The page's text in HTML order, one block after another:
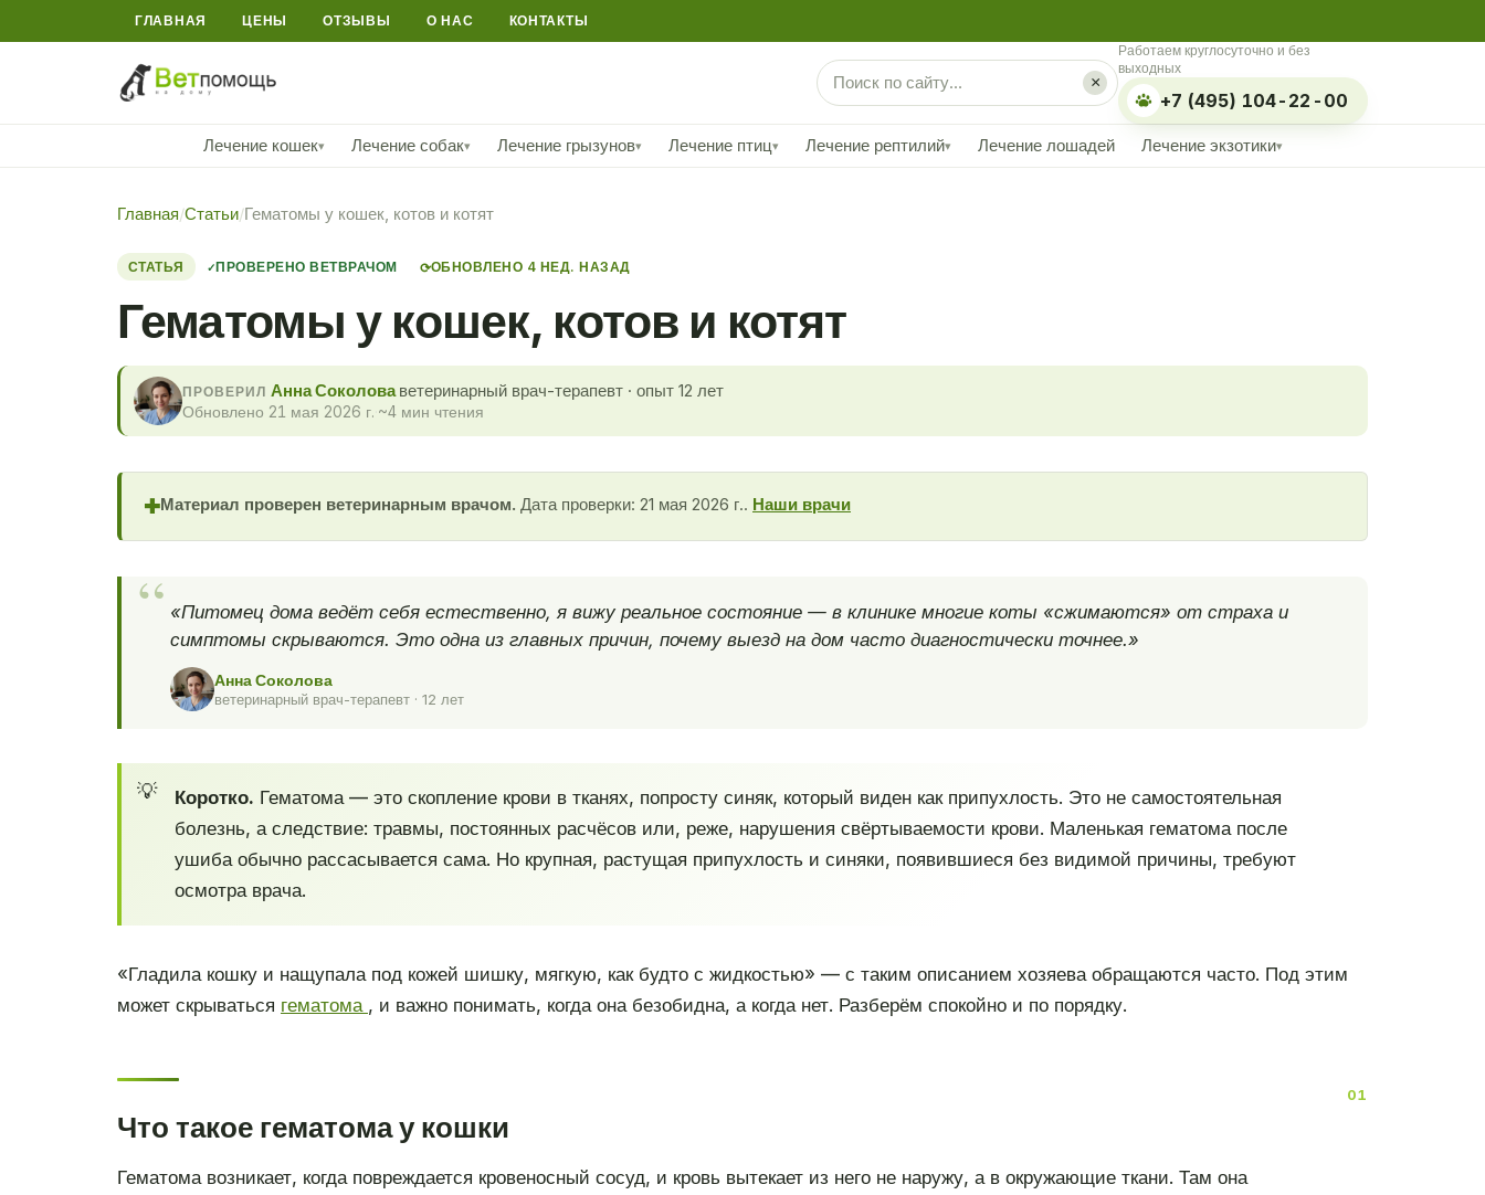
ГЛАВНАЯ ЦЕНЫ ОТЗЫВЫ О НАС КОНТАКТЫ
×
Работаем круглосуточно и без
выходных
+7 (495) 104-22-00
Лечение кошек▾ Лечение собак▾ Лечение грызунов▾ Лечение птиц▾ Лечение рептилий▾ Лечение лошадей Лечение экзотики▾
Главная/Статьи/Гематомы у кошек, котов и котят
СТАТЬЯ ПРОВЕРЕНО ВЕТВРАЧОМ ⟳ОБНОВЛЕНО 4 НЕД. НАЗАД
Гематомы у кошек, котов и котят
ПРОВЕРИЛ Анна Соколоваветеринарный врач-терапевт · опыт 12 лет
Обновлено 21 мая 2026 г. ~4 мин чтения
✚Материал проверен ветеринарным врачом. Дата проверки: 21 мая 2026 г.. Наши врачи
«Питомец дома ведёт себя естественно, я вижу реальное состояние — в клинике многие коты «сжимаются» от страха и
симптомы скрываются. Это одна из главных причин, почему выезд на дом часто диагностически точнее.»
Анна Соколова
ветеринарный врач-терапевт · 12 лет
Коротко. Гематома — это скопление крови в тканях, попросту синяк, который виден как припухлость. Это не самостоятельная
болезнь, а следствие: травмы, постоянных расчёсов или, реже, нарушения свёртываемости крови. Маленькая гематома после
ушиба обычно рассасывается сама. Но крупная, растущая припухлость и синяки, появившиеся без видимой причины, требуют
осмотра врача.
«Гладила кошку и нащупала под кожей шишку, мягкую, как будто с жидкостью» — с таким описанием хозяева обращаются часто. Под этим
может скрываться гематома , и важно понимать, когда она безобидна, а когда нет. Разберём спокойно и по порядку.
Что такое гематома у кошки
Гематома возникает, когда повреждается кровеносный сосуд, и кровь вытекает из него не наружу, а в окружающие ткани. Там она